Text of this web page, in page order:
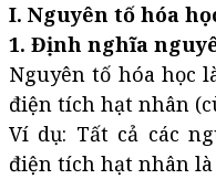
I. Nguyên tố hóa
1. Định nghĩa
Nguyên tố hóa học
điện tích hạt nhân
Ví dụ: Tất cả các
điện tích hạt nhân